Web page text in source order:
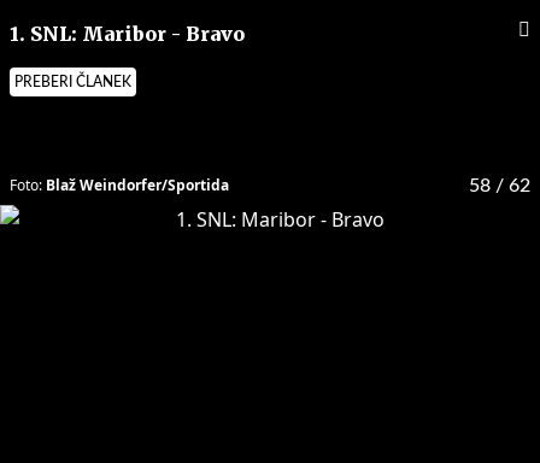
1. SNL: Maribor - Bravo
PREBERI ČLANEK
58 / 62
Foto: Blaž Weindorfer/Sportida